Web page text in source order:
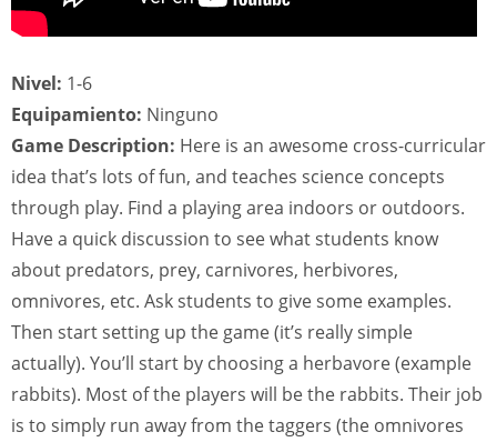
Nivel: 1-6
Equipamiento: Ninguno
Game Description: Here is an awesome cross-curricular
idea that’s lots of fun, and teaches science concepts
through play. Find a playing area indoors or outdoors.
Have a quick discussion to see what students know
about predators, prey, carnivores, herbivores,
omnivores, etc. Ask students to give some examples.
Then start setting up the game (it’s really simple
actually). You’ll start by choosing a herbavore (example
rabbits). Most of the players will be the rabbits. Their job
is to simply run away from the taggers (the omnivores